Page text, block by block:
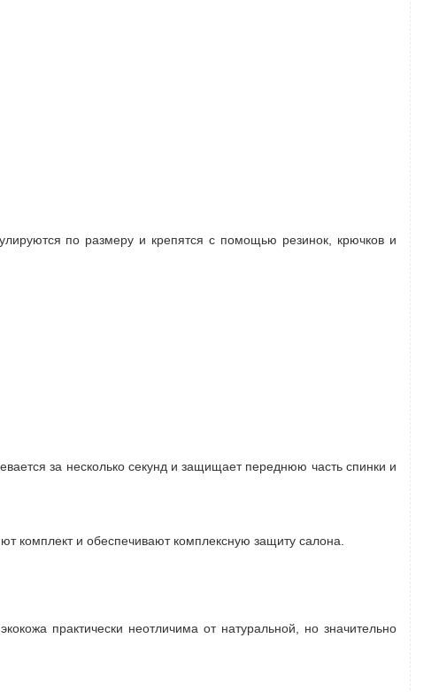
по размеру и крепятся с помощью резинок, крючков и
за несколько секунд и защищает переднюю часть спинки и
комплект и обеспечивают комплексную защиту салона.
практически неотличима от натуральной, но значительно